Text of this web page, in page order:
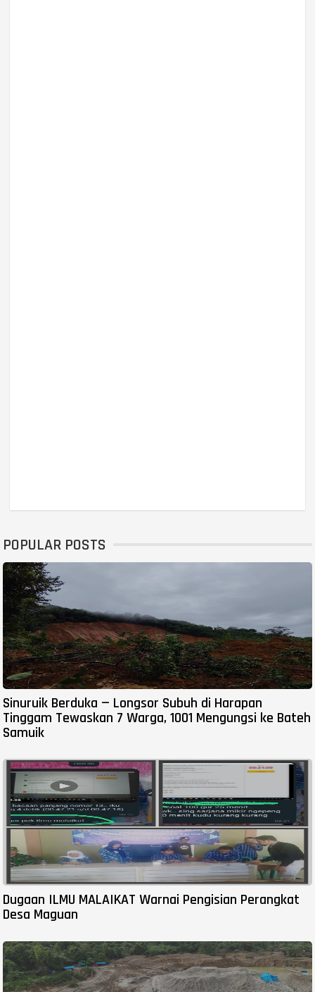
POPULAR POSTS
Sinuruik Berduka — Longsor Subuh di Harapan
Tinggam Tewaskan 7 Warga, 1001 Mengungsi ke Bateh
Samuik
Dugaan ILMU MALAIKAT Warnai Pengisian Perangkat
Desa Maguan